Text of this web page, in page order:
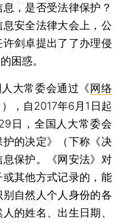
，是否受法律保护？
安全法律大会上，公
剑卓提出了了办理侵
困惑。
大常委会通过《 网络
，自2017年6月1日起
日，全国人大常委会
的决定》（下称《决
保护。《网安法》对
其他方式记录的，能
自然人个人身份的各
的姓名、出生日期、